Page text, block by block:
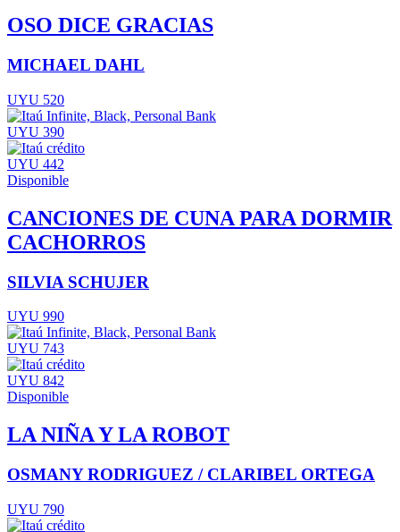
OSO DICE GRACIAS
MICHAEL DAHL
UYU 520
UYU 390
UYU 442
Disponible
CANCIONES DE CUNA PARA DORMIR
CACHORROS
SILVIA SCHUJER
UYU 990
UYU 743
UYU 842
Disponible
LA NIÑA Y LA ROBOT
OSMANY RODRIGUEZ / CLARIBEL ORTEGA
UYU 790